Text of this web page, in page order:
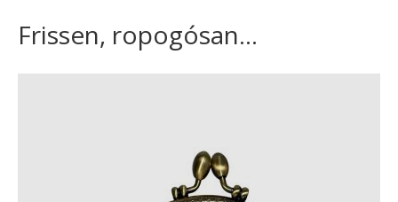
Frissen, ropogósan...